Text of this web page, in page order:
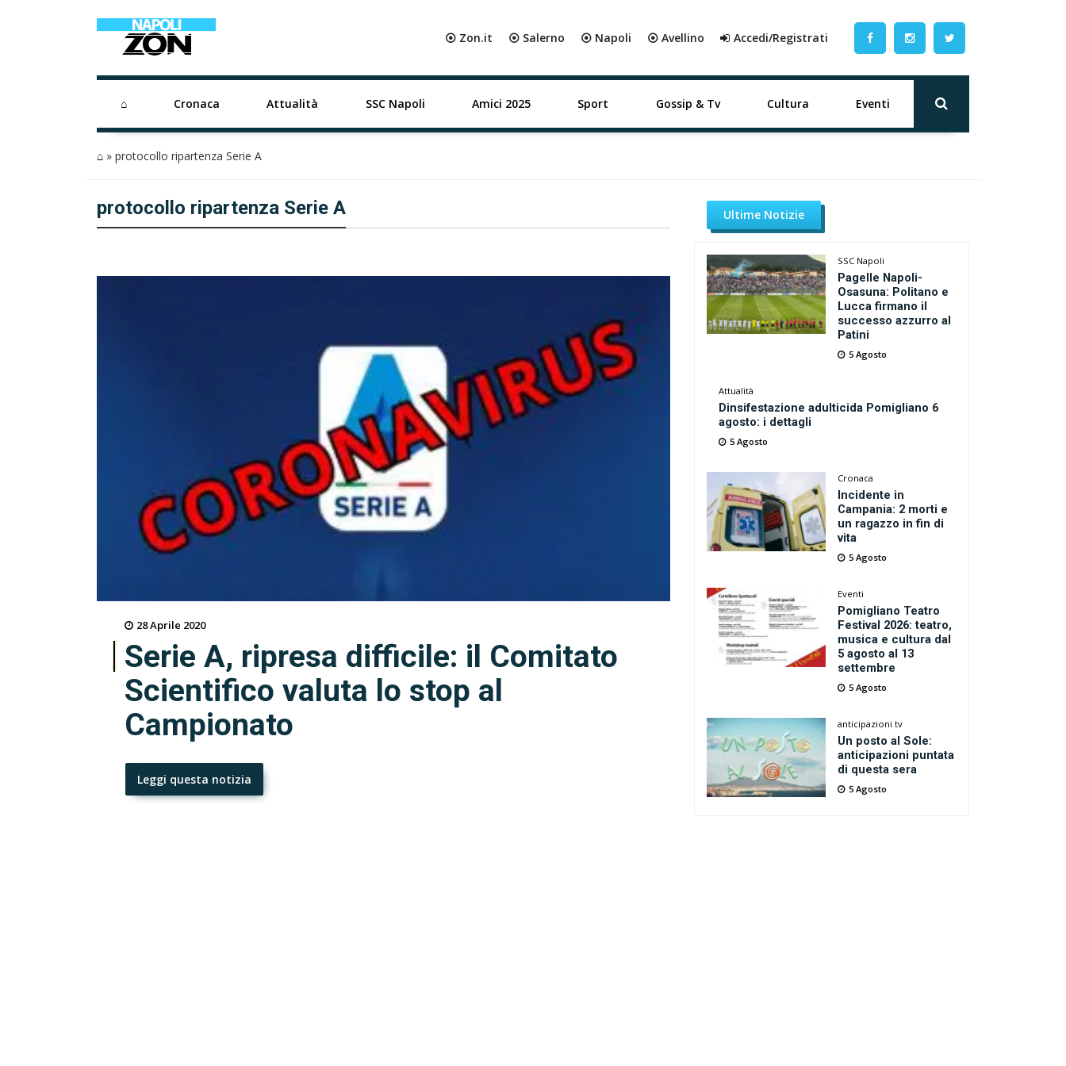
⦿ Zon.it ⦿ Salerno ⦿ Napoli ⦿ Avellino Accedi/Registrati
⌂ Cronaca Attualità SSC Napoli Amici 2025 Sport Gossip & Tv Cultura Eventi
⌂ » protocollo ripartenza Serie A
protocollo ripartenza Serie A
28 Aprile 2020
Serie A, ripresa difficile: il Comitato
Scientifico valuta lo stop al
Campionato
Leggi questa notizia
Ultime Notizie
SSC Napoli
Pagelle Napoli-
Osasuna: Politano e
Lucca firmano il
successo azzurro al
Patini
5 Agosto
Attualità
Dinsifestazione adulticida Pomigliano 6
agosto: i dettagli
5 Agosto
Cronaca
Incidente in
Campania: 2 morti e
un ragazzo in fin di
vita
5 Agosto
Eventi
Pomigliano Teatro
Festival 2026: teatro,
musica e cultura dal
5 agosto al 13
settembre
5 Agosto
anticipazioni tv
Un posto al Sole:
anticipazioni puntata
di questa sera
5 Agosto